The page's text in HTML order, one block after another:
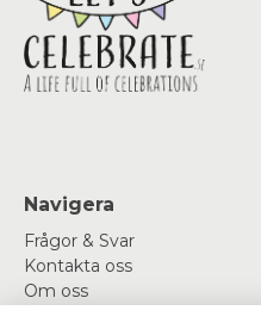
Navigera
Frågor & Svar
Kontakta oss
Om oss